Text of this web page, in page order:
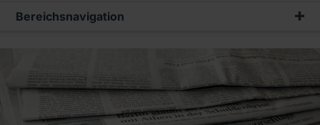
PRESSE
Ein Unternehmen der RHÖN-KLINIKUM AG
Bereichsnavigation
Pressemeldungen